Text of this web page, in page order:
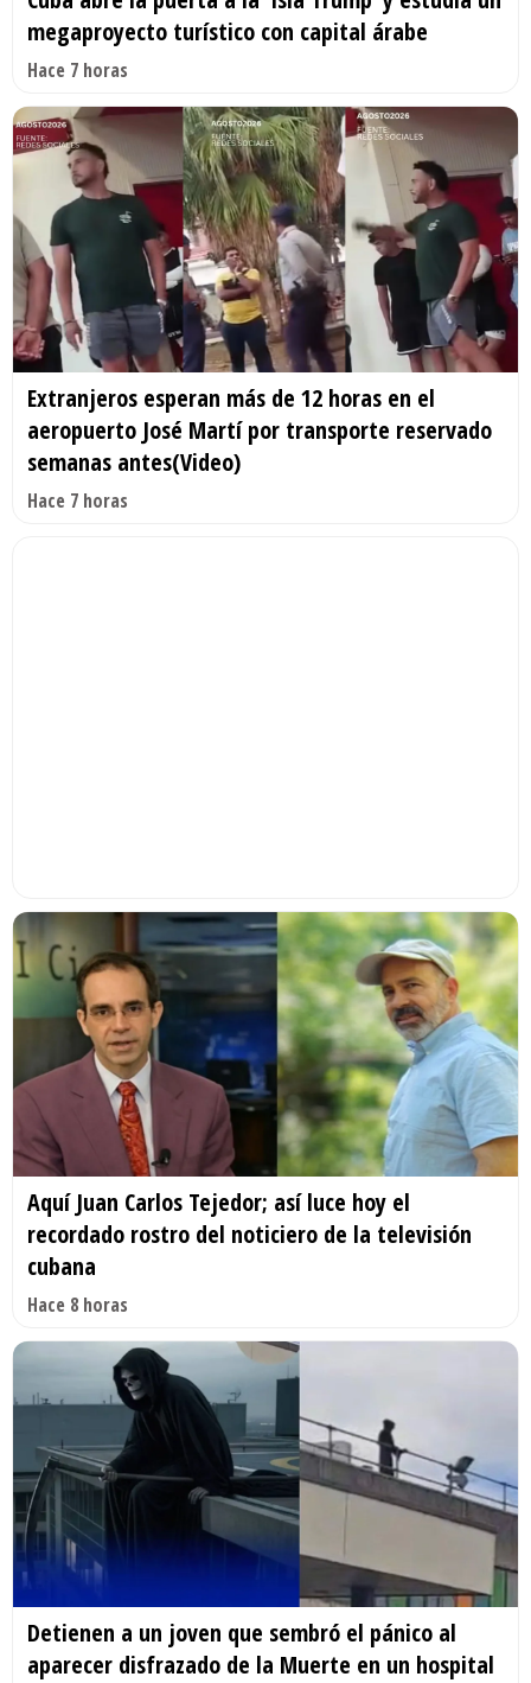
megaproyecto turístico con capital árabe
Hace 7 horas
Extranjeros esperan más de 12 horas en el
aeropuerto José Martí por transporte reservado
semanas antes(Video)
Hace 7 horas
Aquí Juan Carlos Tejedor; así luce hoy el
recordado rostro del noticiero de la televisión
cubana
Hace 8 horas
Detienen a un joven que sembró el pánico al
aparecer disfrazado de la Muerte en un hospital